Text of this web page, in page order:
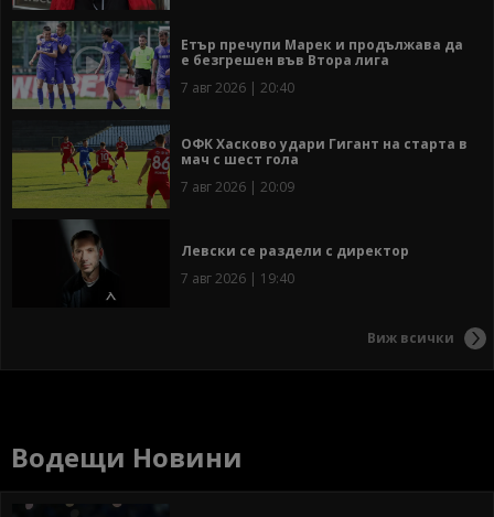
Етър пречупи Марек и продължава да
е безгрешен във Втора лига
7 авг 2026 | 20:40
ОФК Хасково удари Гигант на старта в
мач с шест гола
7 авг 2026 | 20:09
Левски се раздели с директор
7 авг 2026 | 19:40
Виж всички
Водещи Новини